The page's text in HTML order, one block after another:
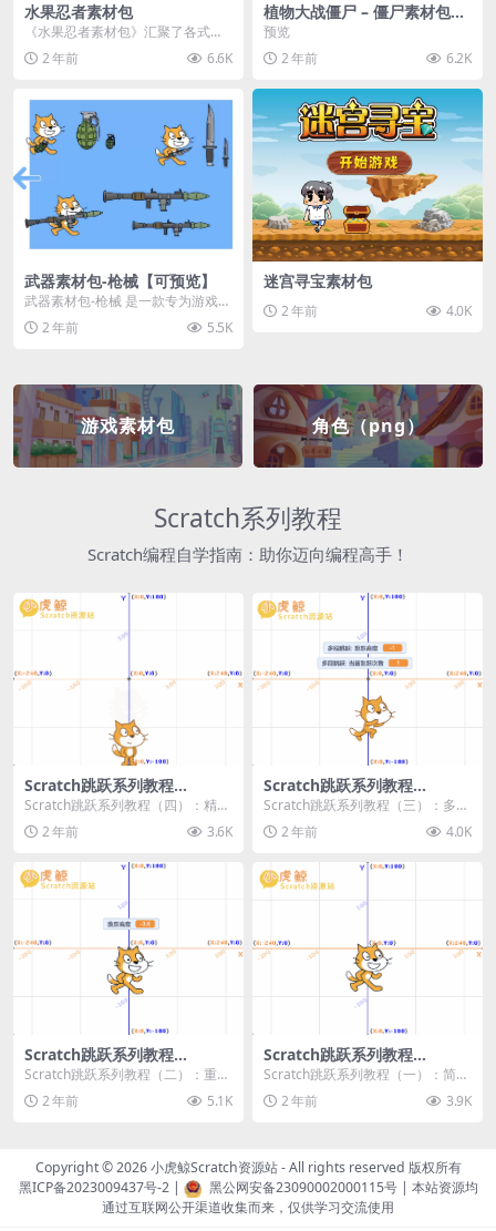
水果忍者素材包
《水果忍者素材包》汇聚了各式鲜
美诱人的水果图像与清脆悦耳的切
割音效，专为追求极致...
2 年前 6.6K
植物大战僵尸 – 僵尸素材包
【可预览】
预览
2 年前
6.2K
武器素材包-枪械【可预览】
武器素材包-枪械 是一款专为游戏开
发者和创作者设计的素材包，包含
多种高质量的枪械...
2 年前 5.5K
迷宫寻宝素材包
2 年前 4.0K
游戏素材包 角色（png）
Scratch系列教程
Scratch编程自学指南：助你迈向编程高手！
Scratch跳跃系列教程
（四）：精准着陆
Scratch跳跃系列教程（四）：精准
着陆 作者：小虎鲸Scratch资源站
... 2 年前 3.6K
Scratch跳跃系列教程
（三）：多段跳跃
Scratch跳跃系列教程（三）：多段
跳跃 作者：小虎鲸Scratch资源站
连...2 年前 4.0K
Scratch跳跃系列教程
（二）：重力跳跃
Scratch跳跃系列教程（二）：重力
跳跃 作者：小虎鲸Scratch资源站
按...2 年前 5.1K
Scratch跳跃系列教程
（一）：简单跳跃
Scratch跳跃系列教程（一）：简单
跳跃 作者：小虎鲸Scratch资源站
按...2 年前 3.9K
Copyright © 2026小虎鲸Scratch资源站- All rights reserved 版权所有
黑ICP备2023009437号-2| 黑公网安备23090002000115号| 本站资源均
通过互联网公开渠道收集而来，仅供学习交流使用